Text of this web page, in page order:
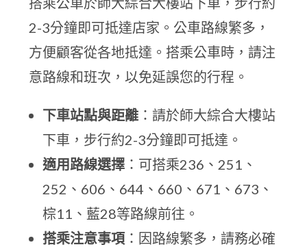
2-3分鐘即可抵達店家。公車路線繁多，
方便顧客從各地抵達。搭乘公車時，請注
意路線和班次，以免延誤您的行程。
下車站點與距離 ：請於師大綜合大樓站
下車，步行約2-3分鐘即可抵達。
適用路線選擇 ：可搭乘236、251、
252、606、644、660、671、673、
棕11、藍28等路線前往。
搭乘注意事項 ：因路線繁多，請務必確